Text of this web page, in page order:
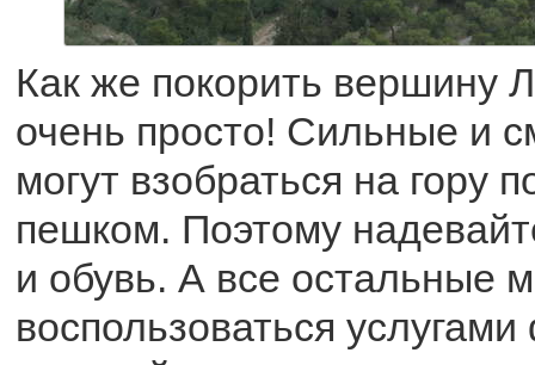
Как же покорить вершину
очень просто! Сильные и
могут взобраться на гору
пешком. Поэтому
и обувь. А все остальные
воспользоваться